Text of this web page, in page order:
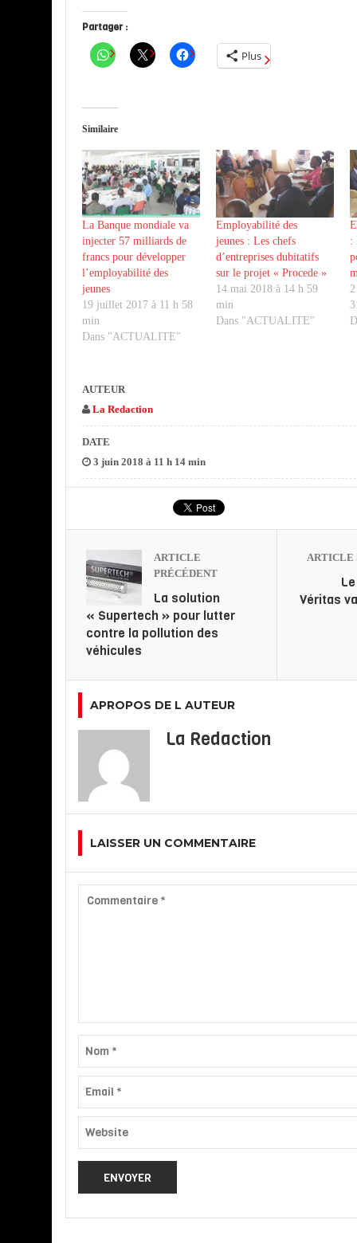
Partager :
Plus
Similaire
La Banque mondiale va
injecter 57 milliards de
francs pour développer
l’employabilité des
jeunes
19 juillet 2017 à 11 h 58
min
Dans "ACTUALITE"
Employabilité des
jeunes : Les chefs
d’entreprises dubitatifs
sur le projet « Procede »
14 mai 2018 à 14 h 59
min
Dans "ACTUALITE"
:
AUTEUR
La Redaction
DATE
3 juin 2018 à 11 h 14 min
ARTICLE
PRÉCÉDENT
La solution
« Supertech » pour lutter
contre la pollution des
véhicules
ARTICLE
Véritas
APROPOS DE L AUTEUR
La Redaction
LAISSER UN COMMENTAIRE